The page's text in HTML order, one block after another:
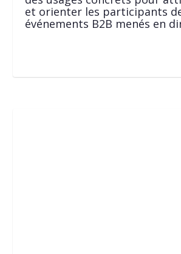
et orienter les participants
événements B2B menés en